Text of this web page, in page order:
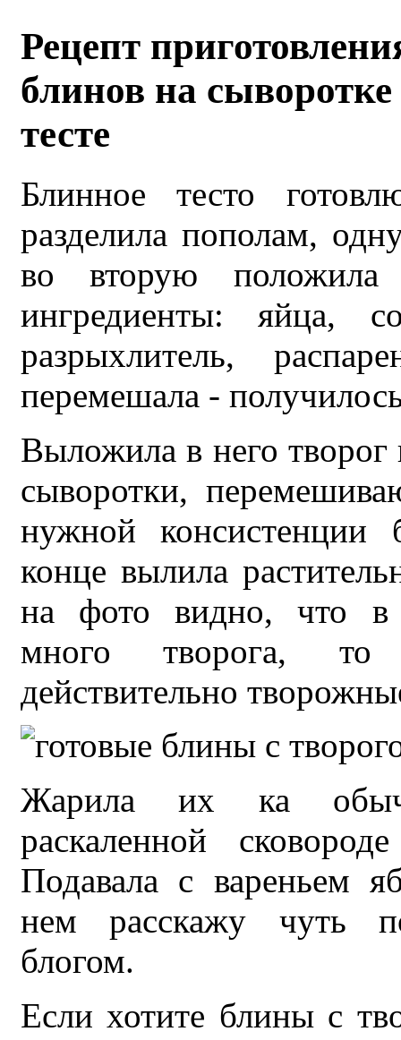
Рецепт
блинов на сыворотке
тесте
Блинное тесто
разделила пополам,
во вторую положила
ингредиенты: яйца,
разрыхлитель,
перемешала -
Выложила в него
сыворотки,
нужной консистенции
конце вылила
на фото видно, что в
много творога, то
действительно
Жарила их ка
раскаленной
Подавала с вареньем
нем расскажу чуть
блогом.
Если хотите блины с